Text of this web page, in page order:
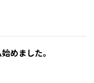
めました。